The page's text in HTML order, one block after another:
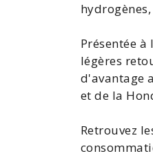
hydrogènes
Présentée
légères
d'avantage
et de la
Retrouvez